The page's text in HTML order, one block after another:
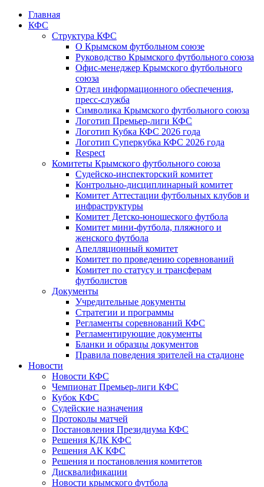
Главная
КФС
Структура КФС
О Крымском футбольном союзе
Руководство Крымского футбольного союза
Офис-менеджер Крымского футбольного
союза
Отдел информационного обеспечения,
пресс-служба
Символика Крымского футбольного союза
Логотип Премьер-лиги КФС
Логотип Кубка КФС 2026 года
Логотип Суперкубка КФС 2026 года
Respect
Комитеты Крымского футбольного союза
Судейско-инспекторский комитет
Контрольно-дисциплинарный комитет
Комитет Аттестации футбольных клубов и
инфраструктуры
Комитет Детско-юношеского футбола
Комитет мини-футбола, пляжного и
женского футбола
Апелляционный комитет
Комитет по проведению соревнований
Комитет по статусу и трансферам
футболистов
Документы
Учредительные документы
Стратегии и программы
Регламенты соревнований КФС
Регламентирующие документы
Бланки и образцы документов
Правила поведения зрителей на стадионе
Новости
Новости КФС
Чемпионат Премьер-лиги КФС
Кубок КФС
Судейские назначения
Протоколы матчей
Постановления Президиума КФС
Решения КДК КФС
Решения АК КФС
Решения и постановления комитетов
Дисквалификации
Новости крымского футбола